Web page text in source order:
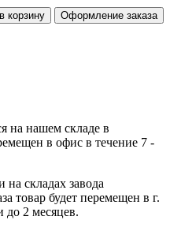
корзину Оформление заказа
на нашем складе в
в офис в течение 7 -
на складах завода
товар будет перемещен в г.
до 2 месяцев.